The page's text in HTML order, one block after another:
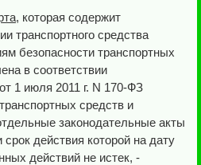
, которая содержит
транспортного средства
безопасности транспортных
в соответствии
1 июля 2011 г. N 170-ФЗ
средств и
законодательные акты
действия которой на дату
действий не истек, -